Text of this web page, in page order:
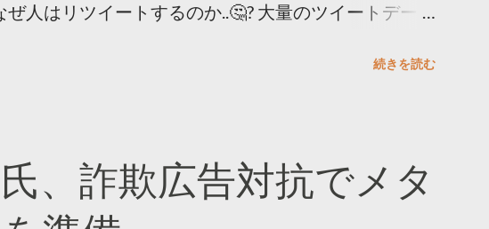
ぜ人はリツイートするのか..🤔? 大量のツイートデータ
ja/insights/kakusan
続きを読む
、詐欺広告対抗でメタ